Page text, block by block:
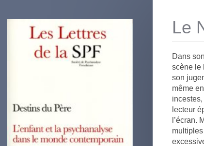
Le
Dans
scène le
son
même
lecteur
l’écran.